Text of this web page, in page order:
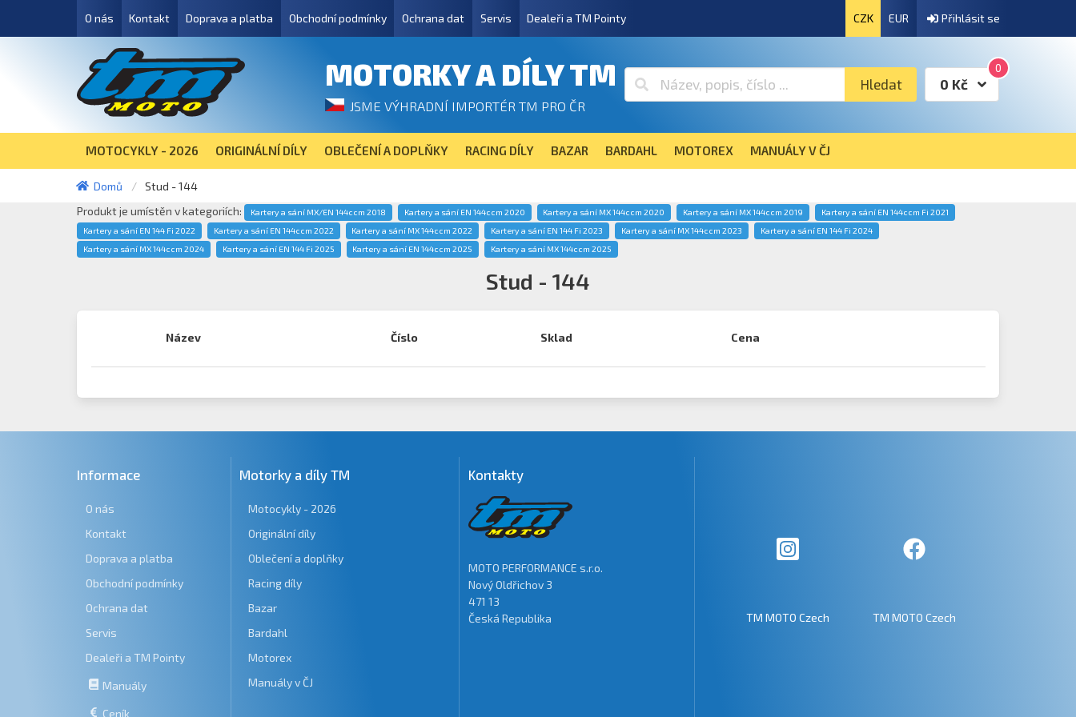
O nás Kontakt Doprava a platba Obchodní podmínky Ochrana dat Servis Dealeři a TM Pointy CZK EUR Přihlásit se
MOTORKY A DÍLY TM
JSME VÝHRADNÍ IMPORTÉR TM PRO ČR
Hledat
0
0 Kč
MOTOCYKLY - 2026 ORIGINÁLNÍ DÍLY OBLEČENÍ A DOPLŇKY RACING DÍLY BAZAR BARDAHL MOTOREX MANUÁLY V ČJ
Domů
Stud - 144
Produkt je umístěn v kategoriích:
Kartery a sání MX/EN 144ccm 2018 Kartery a sání EN 144ccm 2020 Kartery a sání MX 144ccm 2020 Kartery a sání MX 144ccm 2019
Kartery a sání EN 144ccm Fi 2021
Kartery a sání EN 144 Fi 2022
Kartery a sání EN 144ccm 2022 Kartery a sání MX 144ccm 2022 Kartery a sání EN 144 Fi 2023 Kartery a sání MX 144ccm 2023
Kartery a sání EN 144 Fi 2024
Kartery a sání MX 144ccm 2024
Kartery a sání EN 144 Fi 2025 Kartery a sání EN 144ccm 2025 Kartery a sání MX 144ccm 2025
Stud - 144
Název Číslo Sklad Cena
Informace
O nás
Kontakt
Doprava a platba
Obchodní podmínky
Ochrana dat
Servis
Dealeři a TM Pointy
Manuály
Ceník
Motorky a díly TM
Motocykly - 2026
Originální díly
Oblečení a doplňky
Racing díly
Bazar
Bardahl
Motorex
Manuály v ČJ
Kontakty
MOTO PERFORMANCE s.r.o.
Nový Oldřichov 3
471 13
Česká Republika
TM MOTO Czech TM MOTO Czech